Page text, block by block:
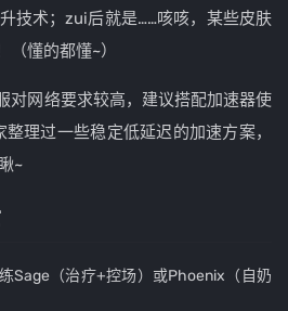
技术；zui后就是……咳咳，某些皮肤
懂的都懂~）
对网络要求较高，建议搭配加速器使
理过一些稳定低延迟的加速方案，
~
Sage（治疗+控场）或Phoenix（自奶